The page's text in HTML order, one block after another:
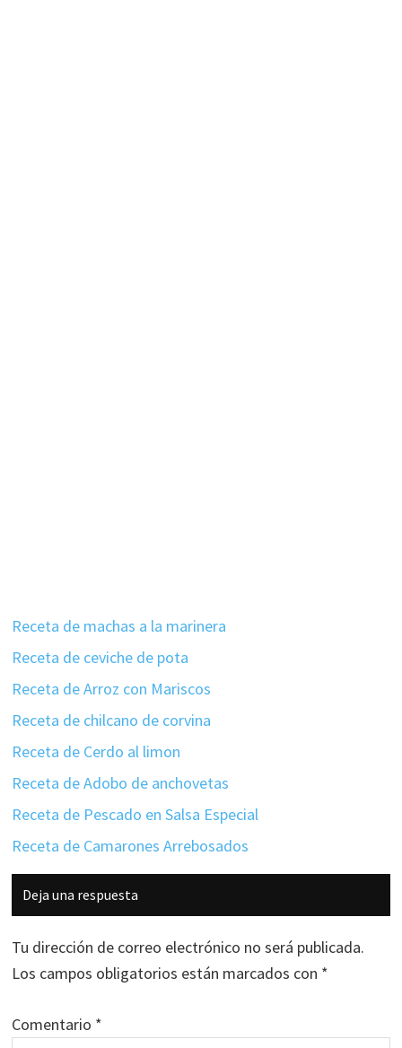
Receta de machas a la marinera
Receta de ceviche de pota
Receta de Arroz con Mariscos
Receta de chilcano de corvina
Receta de Cerdo al limon
Receta de Adobo de anchovetas
Receta de Pescado en Salsa Especial
Receta de Camarones Arrebosados
Interacciones
con
los
lectores
Deja una respuesta
Tu dirección de correo electrónico no será publicada.
Los campos obligatorios están marcados con *
Comentario *